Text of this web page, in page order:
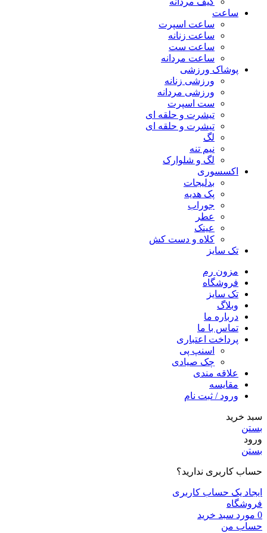
ساعت
ساعت اسپرت
ساعت زنانه
ساعت ست
ساعت مردانه
پوشاک ورزشی
ورزشی زنانه
ورزشی مردانه
ست اسپرت
تیشرت و حلقه ای
تیشرت و حلقه ای
لگ
نیم تنه
لگ و شلوارک
اکسسوری
بدلیجات
پک هدیه
جوراب
عطر
عینک
کلاه و دست کش
تک سایز
مزون رم
فروشگاه
تک سایز
وبلاگ
درباره ما
تماس با ما
پرداخت اعتباری
اسنپ پی
چک صیادی
علاقه مندی
مقايسه
ورود / ثبت نام
سبد خرید
بستن
ورود
بستن
حساب کاربری ندارید؟
ایجاد یک حساب کاربری
فروشگاه
0 مورد سبد خرید
حساب من